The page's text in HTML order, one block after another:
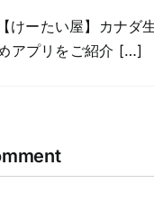
けーたい屋】カナダ
アプリをご紹介 […]